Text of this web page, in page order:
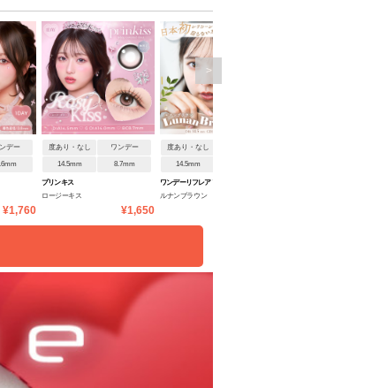
デー
¥1,760
度あり・なし ワンデー
14.5mm 8.7mm
プリンキス
ロージーキス
¥1,650
度あり・なし
14.5mm
ワンデーリフレア アンローラ
ルナンブラウン
>